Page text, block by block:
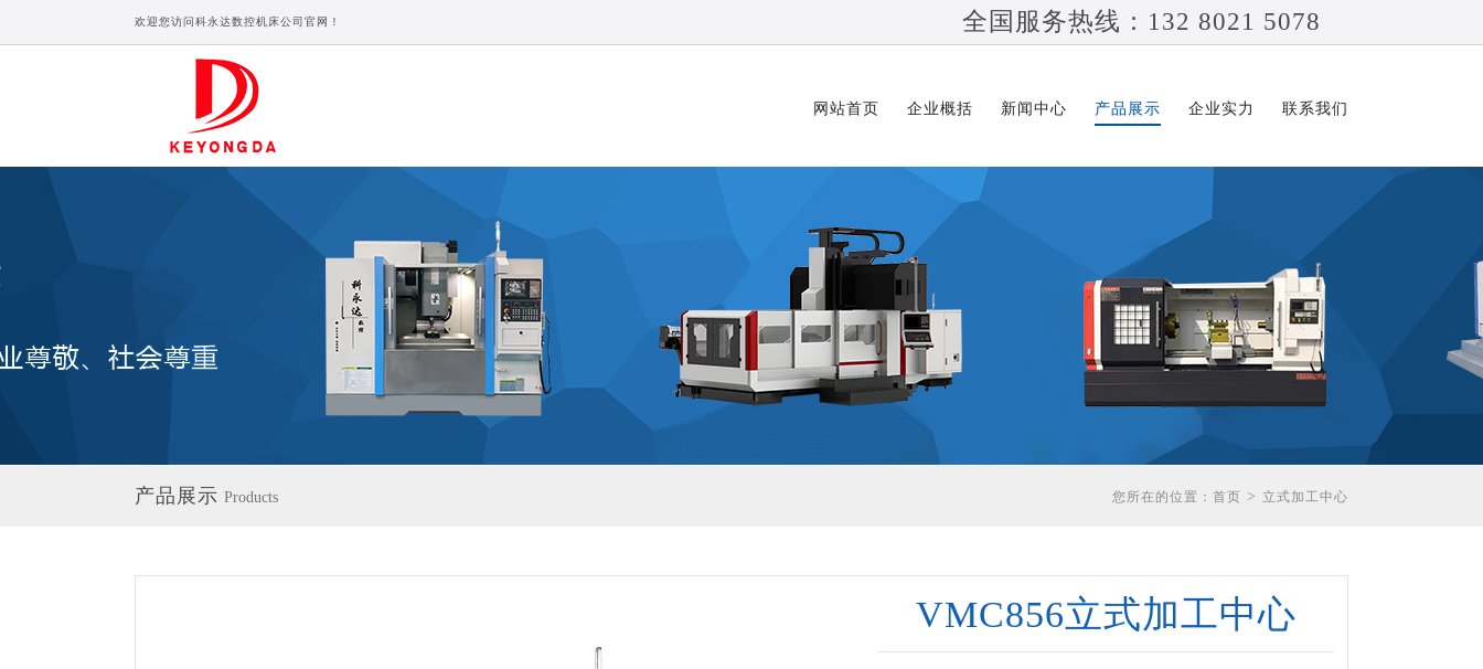
欢迎您访问科永达数控机床公司官网！ 全国服务热线：132 8021 5078
网站首页 企业概括 新闻中心 产品展示 企业实力 联系我们
产品展示 Products 您所在的位置： 首页 > 立式加工中心
VMC856立式加工中心